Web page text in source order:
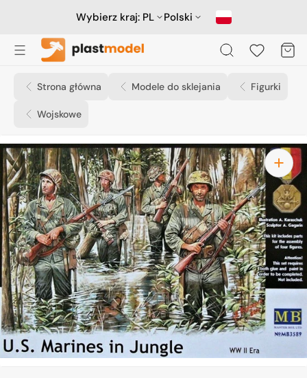
Wybierz kraj: PL Polski
Koszyk
Strona główna Modele do sklejania Figurki
Wojskowe
Otwórz
media
1
w
widoku
galerii